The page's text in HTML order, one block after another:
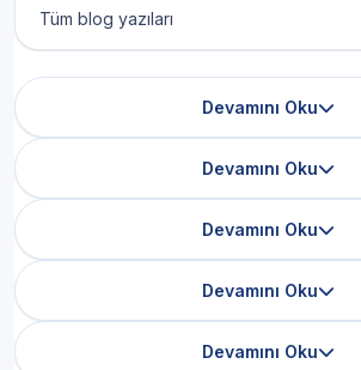
Tüm blog yazıları
Devamını Oku
Devamını Oku
Devamını Oku
Devamını Oku
Devamını Oku